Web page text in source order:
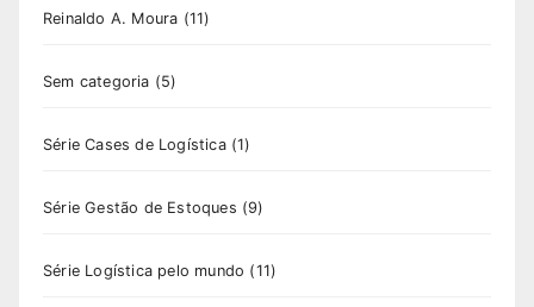
Reinaldo A. Moura (11)
Sem categoria (5)
Série Cases de Logística(1)
Série Gestão de Estoques (9)
Série Logística pelo mundo (11)